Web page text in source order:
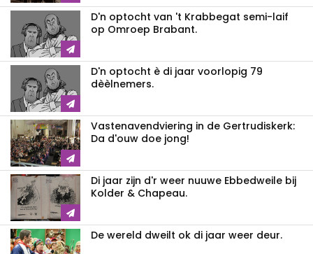
D'n optocht van 't Krabbegat semi-laif
op Omroep Brabant.
D'n optocht è di jaar voorlopig 79
dèèlnemers.
Vastenavendviering in de Gertrudiskerk:
Da d'ouw doe jong!
Di jaar zijn d'r weer nuuwe Ebbedweile bij
Kolder & Chapeau.
De wereld dweilt ok di jaar weer deur.